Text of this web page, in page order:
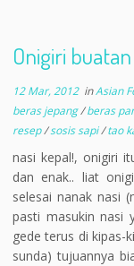
Onigiri
12 Mar, 2012inAsian
beras jepang/beras
resep/sosis sapi/tao
nasi kepal!, onigiri
dan enak.. liat
selesai nanak nasi
pasti masukin nasi
gede terus di kipas-
sunda) tujuannya